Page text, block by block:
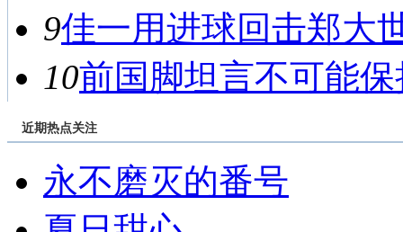
9佳一用进球回击郑大
10前国脚坦言不可能
近期热点关注
永不磨灭的番号